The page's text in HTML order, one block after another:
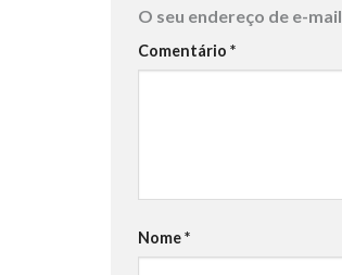
O seu endereço de e-
Comentário *
Nome*